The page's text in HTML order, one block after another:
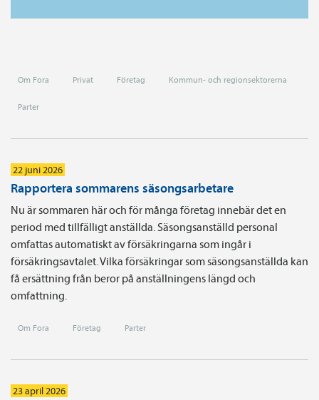
Om Fora Privat Företag Kommun- och regionsektorerna
Parter
22 juni 2026
Rapportera sommarens säsongsarbetare
Nu är sommaren här och för många företag innebär det en
period med tillfälligt anställda. Säsongsanställd personal
omfattas automatiskt av försäkringarna som ingår i
försäkringsavtalet. Vilka försäkringar som säsongsanställda kan
få ersättning från beror på anställningens längd och
omfattning.
Om Fora Företag Parter
23 april 2026